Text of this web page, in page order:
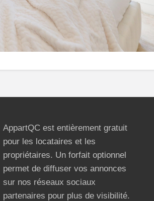
AppartQC est entièrement gratuit
pour les locataires et les
propriétaires. Un forfait optionnel
permet de diffuser vos annonces
sur nos réseaux sociaux
partenaires pour plus de visibilité.